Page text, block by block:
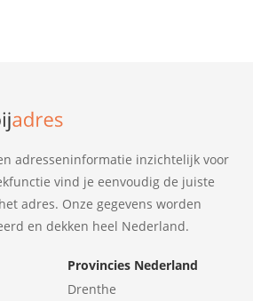
adresseninformatie inzichtelijk voor
vind je eenvoudig de juiste
adres. Onze gegevens worden
en dekken heel Nederland.
Provincies Nederland
Drenthe